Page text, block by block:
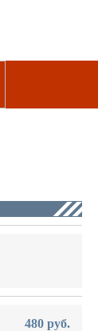
480 руб.